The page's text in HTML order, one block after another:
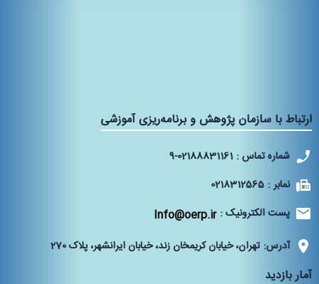
ارتباط با سازمان پژوهش و برنامه‌ریزی آموزشی
شماره تماس : 9-02188831161
نمابر : 0218312565
پست الکترونیک : Info@oerp.ir
آدرس: تهران، خیابان کریمخان زند، خیابان ایرانشهر، پلاک 270‌
آمار بازدید